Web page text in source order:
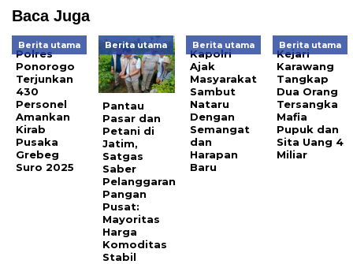
Baca Juga
Berita utama
Polres
Ponorogo
Terjunkan
430
Personel
Amankan
Kirab
Pusaka
Grebeg
Suro 2025
Berita utama
Pantau
Pasar dan
Petani di
Jatim,
Satgas
Saber
Pelanggaran
Pangan
Pusat:
Mayoritas
Harga
Komoditas
Stabil
Berita utama
Kapolri
Ajak
Masyarakat
Sambut
Nataru
Dengan
Semangat
dan
Harapan
Baru
Berita utama
Kejari
Karawang
Tangkap
Dua Orang
Tersangka
Mafia
Pupuk dan
Sita Uang 4
Miliar